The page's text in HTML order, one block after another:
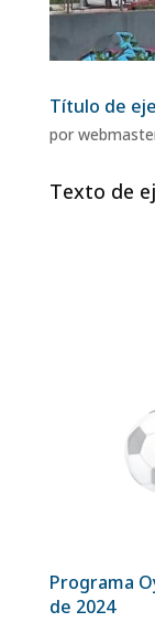
Título de
por
Texto de
Programa
de 2024